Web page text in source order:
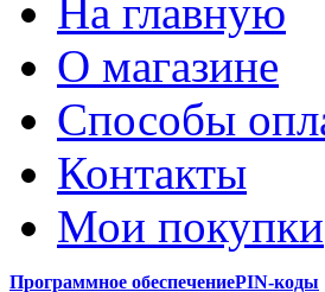
На главную
О магазине
Способы
Контакты
Мои покупки
Программное обеспечениеPIN-коды